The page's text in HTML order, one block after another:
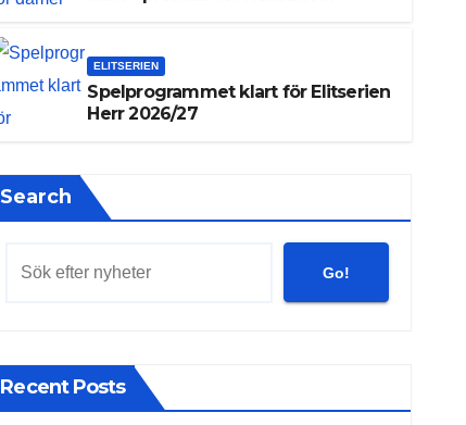
ELITSERIEN
Spelprogrammet klart för Elitserien
Herr 2026/27
Search
Go!
Recent Posts